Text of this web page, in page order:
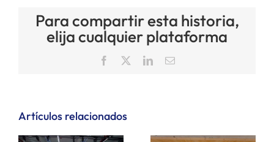
Para compartir esta historia,
elija cualquier plataforma
Facebook LinkedInCorreo
Artículos relacionados